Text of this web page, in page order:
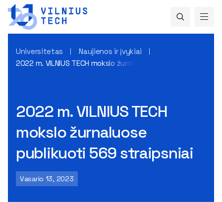
Universitetas
Naujienos ir įvykiai
2022 m. VILNIUS TECH mokslo žurnaluose publikuoti 569
2022 m. VILNIUS TECH
mokslo žurnaluose
publikuoti 569 straipsniai
Vasario 13, 2023